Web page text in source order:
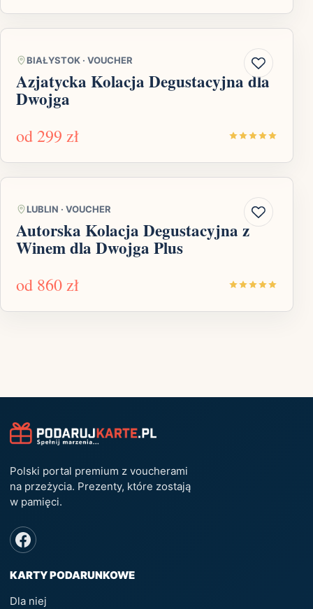
BIAŁYSTOK · VOUCHER
Azjatycka Kolacja Degustacyjna dla
Dwojga
od 299 zł
LUBLIN · VOUCHER
Autorska Kolacja Degustacyjna z
Winem dla Dwojga Plus
od 860 zł
Polski portal premium z voucherami
na przeżycia. Prezenty, które zostają
w pamięci.
KARTY PODARUNKOWE
Dla niej